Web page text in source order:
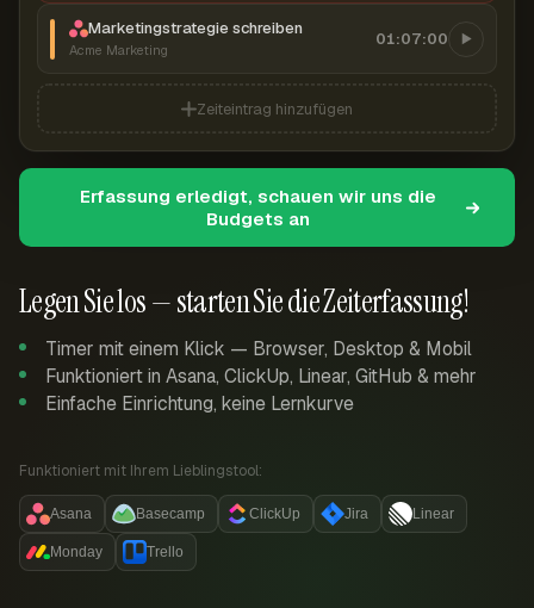
Legen Sie los — starten Sie die Zeiterfassung!
Timer mit einem Klick — Browser, Desktop & Mobil
Funktioniert in Asana, ClickUp, Linear, GitHub & mehr
Einfache Einrichtung, keine Lernkurve
Funktioniert mit Ihrem Lieblingstool:
Asana Basecamp ClickUp Jira Linear
Monday Trello
Marketingstrategie schreiben
Acme Marketing
01:07:00
Zeiteintrag hinzufügen
Erfassung erledigt, schauen wir uns die
Budgets an